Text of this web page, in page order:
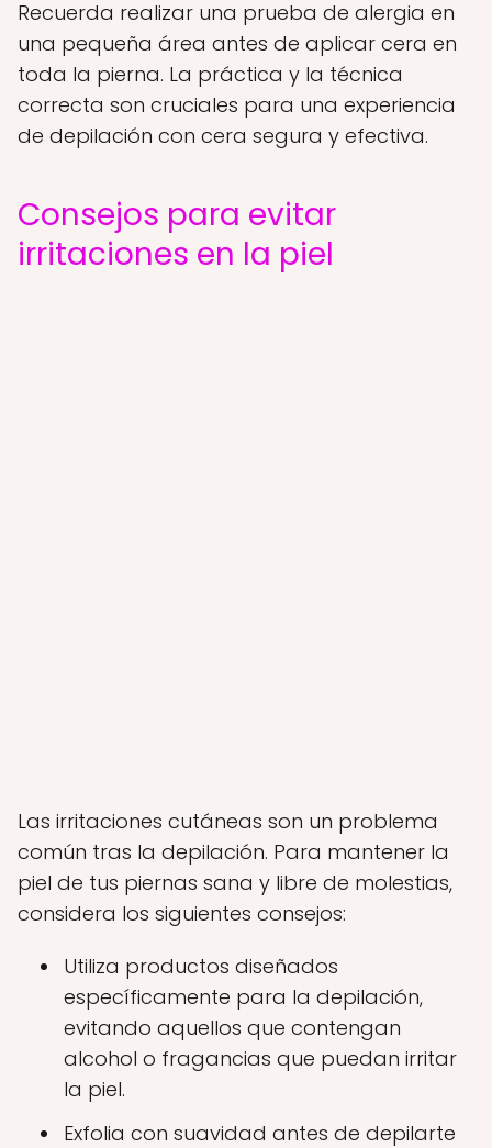
Recuerda realizar una prueba de alergia en
una pequeña área antes de aplicar cera en
toda la pierna. La práctica y la técnica
correcta son cruciales para una experiencia
de depilación con cera segura y efectiva.
Consejos para evitar
irritaciones en la piel
Las irritaciones cutáneas son un problema
común tras la depilación. Para mantener la
piel de tus piernas sana y libre de molestias,
considera los siguientes consejos:
Utiliza productos diseñados
específicamente para la depilación,
evitando aquellos que contengan
alcohol o fragancias que puedan irritar
la piel.
Exfolia con suavidad antes de depilarte